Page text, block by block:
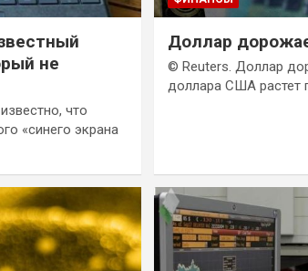
не
что
«синего экрана
Доллар
© Reuters. Доллар
доллара США растет